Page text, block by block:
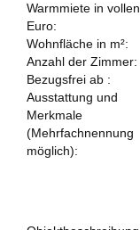
Warmmiete in vollen
Euro:
Wohnfläche in m²:
Anzahl der Zimmer:
Bezugsfrei ab :
Ausstattung und
Merkmale
(Mehrfachnennung
möglich):